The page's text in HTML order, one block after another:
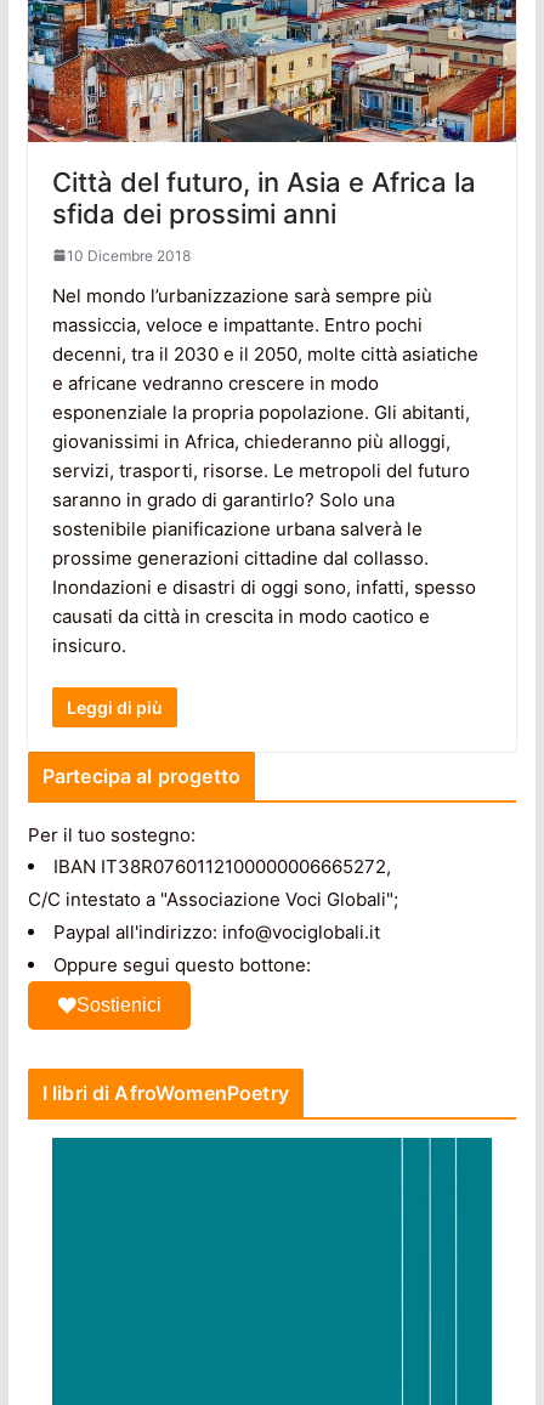
Città del futuro, in Asia e Africa la
sfida dei prossimi anni
10 Dicembre 2018
Nel mondo l’urbanizzazione sarà sempre più
massiccia, veloce e impattante. Entro pochi
decenni, tra il 2030 e il 2050, molte città asiatiche
e africane vedranno crescere in modo
esponenziale la propria popolazione. Gli abitanti,
giovanissimi in Africa, chiederanno più alloggi,
servizi, trasporti, risorse. Le metropoli del futuro
saranno in grado di garantirlo? Solo una
sostenibile pianificazione urbana salverà le
prossime generazioni cittadine dal collasso.
Inondazioni e disastri di oggi sono, infatti, spesso
causati da città in crescita in modo caotico e
insicuro.
Leggi di più
Partecipa al progetto
Per il tuo sostegno:
IBAN IT38R0760112100000006665272,
C/C intestato a "Associazione Voci Globali";
Paypal all'indirizzo: info@vociglobali.it
Oppure segui questo bottone:
Sostienici
I libri di AfroWomenPoetry